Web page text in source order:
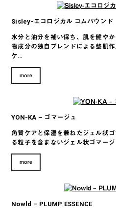
Sisley-エコロジカル コムパウンド
水分と油分を補い保ち、肌を健や
物成分の独自ブレンドによる整肌
ケ…
more
YON-KA – ゴマージュ
角質ケアと保湿を兼ねたジェル状
る粒子を含まないジェル状ゴマー
more
Nowld – PLUMP ESSENCE